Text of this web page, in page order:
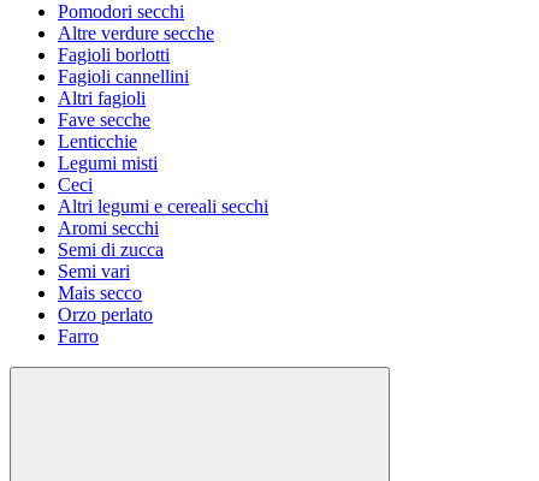
Pomodori secchi
Altre verdure secche
Fagioli borlotti
Fagioli cannellini
Altri fagioli
Fave secche
Lenticchie
Legumi misti
Ceci
Altri legumi e cereali secchi
Aromi secchi
Semi di zucca
Semi vari
Mais secco
Orzo perlato
Farro